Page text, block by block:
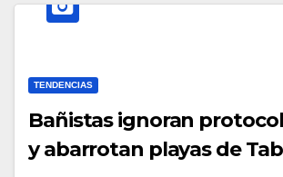
TENDENCIAS
Bañistas ignoran
y abarrotan playas de